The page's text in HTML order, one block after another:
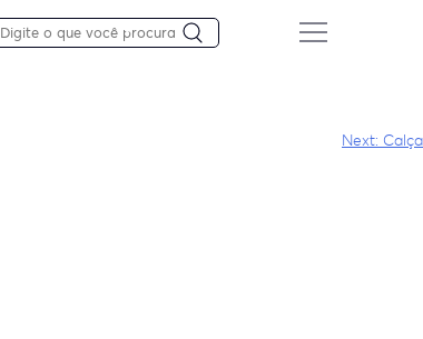
Next: Calça